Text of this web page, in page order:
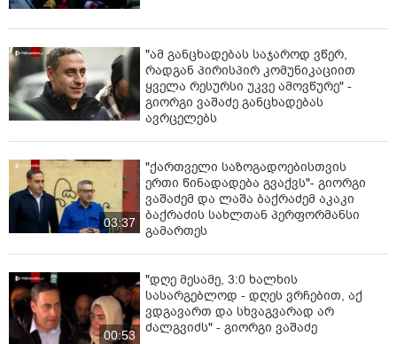
"ამ განცხადებას საჯაროდ ვწერ,
რადგან პირისპირ კომუნიკაციით
ყველა რესურსი უკვე ამოვწურე" -
გიორგი ვაშაძე განცხადებას
ავრცელებს
03:37
"ქართველი საზოგადოებისთვის
ერთი წინადადება გვაქვს"- გიორგი
ვაშაძემ და ლაშა ბაქრაძემ აკაკი
ბაქრაძის სახლთან პერფორმანსი
გამართეს
00:53
"დღე მესამე, 3:0 ხალხის
სასარგებლოდ - დღეს ვრჩებით, აქ
ვდგავართ და სხვაგვარად არ
ძალგვიძს" - გიორგი ვაშაძე